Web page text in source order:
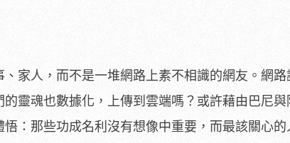
家人，而不是一堆網路上素不相識的網友。網路
靈魂也數據化，上傳到雲端嗎？或許藉由巴尼與
：那些功成名利沒有想像中重要，而最該關心的